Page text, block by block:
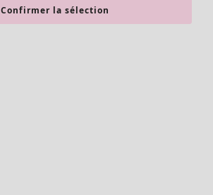
Confirmer la sélection